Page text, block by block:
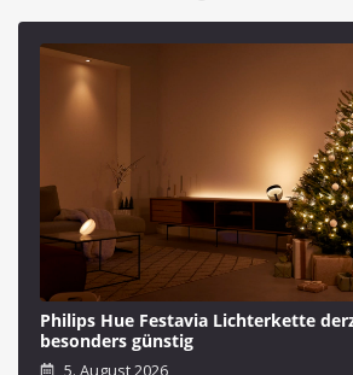
Philips Hue Festavia Lichterkette
besonders günstig
5. August 2026